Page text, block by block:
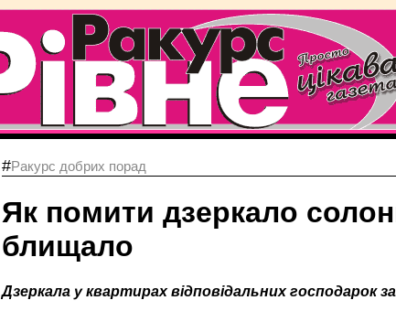
#Ракурс добрих порад
Як помити дзеркало
блищало
Дзеркала у квартирах відповідальних